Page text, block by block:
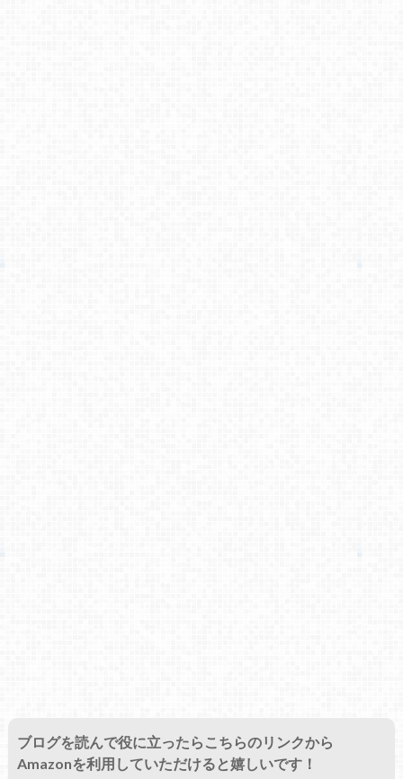
ブログを読んで役に立ったらこちらのリンクから
Amazonを利用していただけると嬉しいです！